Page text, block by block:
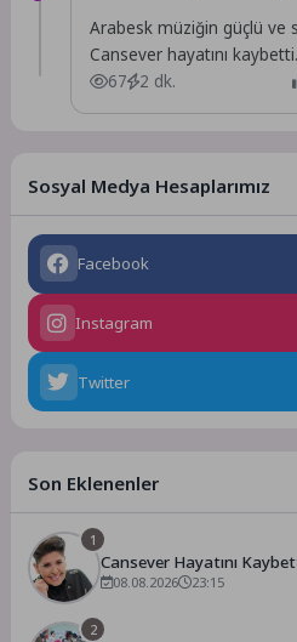
Arabesk müziğin güçlü ve
Cansever hayatını kaybetti.
67
2 dk.
Sosyal Medya Hesaplarımız
Facebook
Instagram
Twitter
Son Eklenenler
1
Cansever Hayatını
Toprağa Verilecek
08.08.2026 23:15
2